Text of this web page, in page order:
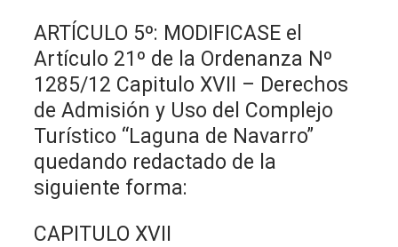
ARTÍCULO 5º: MODIFICASE el
Artículo 21º de la Ordenanza Nº
1285/12 Capitulo XVII – Derechos
de Admisión y Uso del Complejo
Turístico “Laguna de Navarro”
quedando redactado de la
siguiente forma:
CAPITULO XVII